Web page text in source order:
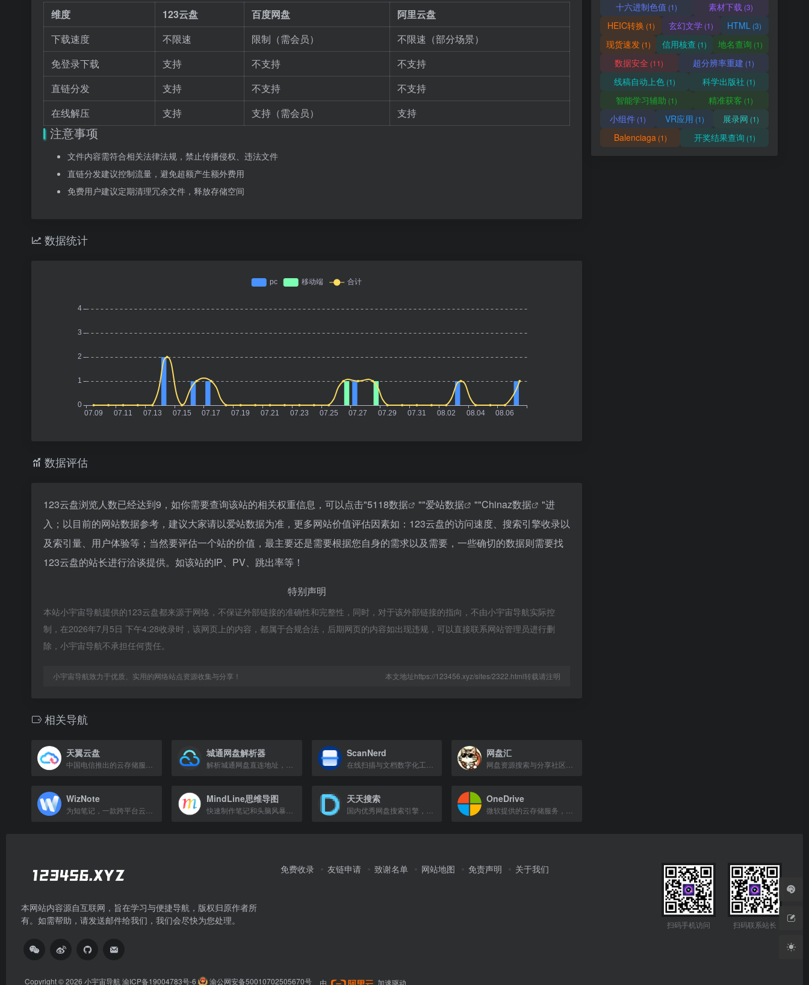
维度 123云盘 百度网盘
阿里云盘
下载速度
不限速 限制（需会员）
不限速（部分场景）
免登录下载
支持 不支持
不支持
直链分发
支持 不支持
不支持
在线解压
支持 支持（需会员） 支持
注意事项
文件内容需符合相关法律法规，禁止传播侵权、违法文件
直链分发建议控制流量，避免超额产生额外费用
免费用户建议定期清理冗余文件，释放存储空间
数据统计
数据评估
123云盘浏览人数已经达到9，如你需要查询该站的相关权重信息，可以点击"5118数据 ""爱站数据 ""Chinaz数据
"进
入；以目前的网站数据参考，建议大家请以爱站数据为准，更多网站价值评估因素如：123云盘的访问速度、搜索引擎收录以
及索引量、用户体验等；当然要评估一个站的价值，最主要还是需要根据您自身的需求以及需要，一些确切的数据则需要找
123云盘的站长进行洽谈提供。如该站的IP、PV、跳出率等！
特别声明
本站小宇宙导航提供的123云盘都来源于网络，不保证外部链接的准确性和完整性，同时，对于该外部链接的指向，不由小宇宙导航实际控
制，在2026年7月5日 下午4:28收录时，该网页上的内容，都属于合规合法，后期网页的内容如出现违规，可以直接联系网站管理员进行删
除，小宇宙导航不承担任何责任。
小宇宙导航致力于优质、实用的网络站点资源收集与分享！ 本文地址https://123456.xyz/sites/2322.html转载请注明
相关导航
天翼云盘 城通网盘解析器 ScanNerd 网盘汇
WizNote MindLine思维导图 天天搜索 OneDrive
十六进制色值 (1) 素材下载 (3)
HEIC转换 (1) 玄幻文学(1) HTML (3)
现货速发(1) 信用核查 (1) 地名查询 (1)
数据安全 (11) 超分辨率重建 (1)
线稿自动上色(1) 科学出版社 (1)
智能学习辅助 (1) 精准获客 (1)
小组件(1) VR应用 (1) 展录网 (1)
Balenciaga (1) 开奖结果查询 (1)
本网站内容源自互联网，旨在学习与便捷导航，版权归原作者所
有。如需帮助，请发送邮件给我们，我们会尽快为您处理。
免费收录 友链申请 致谢名单 网站地图 免责声明 关于我们
扫码手机访问 扫码联系站长
Copyright © 2026 小宇宙导航 渝ICP备19004783号-6 渝公网安备50010702505670号 由 加速驱动